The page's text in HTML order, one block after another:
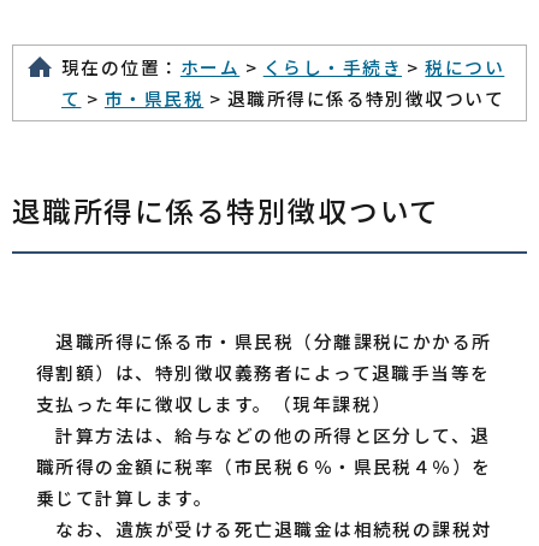
現在の位置： ホーム > くらし・手続き >税につい
て > 市・県民税 > 退職所得に係る特別徴収ついて
退職所得に係る特別徴収ついて
退職所得に係る市・県民税（分離課税にかかる所
得割額）は、特別徴収義務者によって退職手当等を
支払った年に徴収します。（現年課税）
計算方法は、給与などの他の所得と区分して、退
職所得の金額に税率（市民税６％・県民税４％）を
乗じて計算します。
なお、遺族が受ける死亡退職金は相続税の課税対